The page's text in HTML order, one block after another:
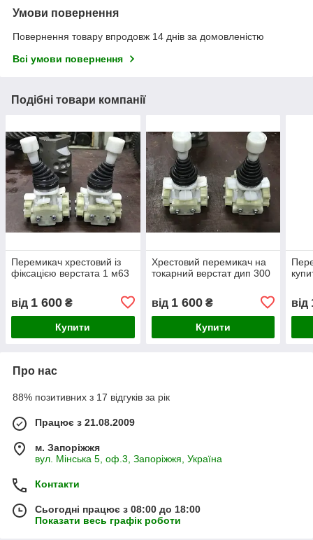
Умови повернення
Повернення товару впродовж 14 днів за домовленістю
Всі умови повернення
Подібні товари компанії
Перемикач хрестовий із
фіксацією верстата 1 м63
від 1 600 ₴
Купити
Хрестовий перемикач на
токарний верстат дип 300
від 1 600₴
Купити
від
Про нас
88% позитивних з 17 відгуків за рік
Працює з 21.08.2009
м. Запоріжжя
вул. Мінська 5, оф.3, Запоріжжя, Україна
Контакти
Сьогодні працює з 08:00 до 18:00
Показати весь графік роботи